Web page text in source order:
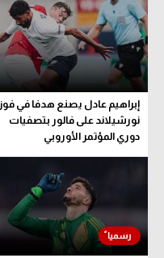
إبراهيم عادل يصنع هدفا في فوز
نورشيلاند على فالور بتصفيات
دوري المؤتمر الأوروبي